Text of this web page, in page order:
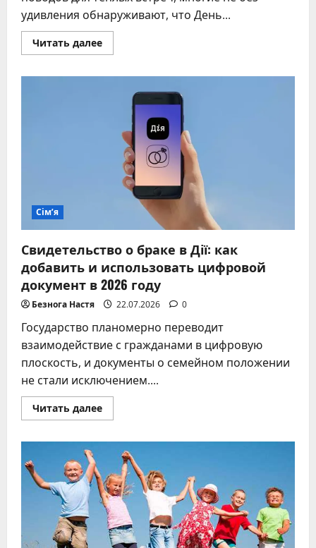
удивления обнаруживают, что День...
Читать далееПрочитать
больше
семьи
значение
праздника
Украине
мире
Сім’я
Свидетельство о браке в Дії: как
добавить и использовать цифровой
документ в 2026 году
Безнога Настя 22.07.2026 0
Государство планомерно переводит
взаимодействие с гражданами в цифровую
плоскость, и документы о семейном положении
не стали исключением....
Читать далееПрочитать
больше
браке
Дії:
как
добавить
и
использовать
цифровой
документ